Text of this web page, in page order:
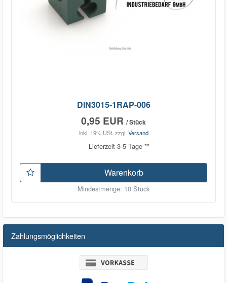
DIN3015-1RAP-006
0,95 EUR / Stück
inkl. 19% USt. zzgl. Versand
Lieferzeit 3-5 Tage **
Warenkorb
Mindestmenge: 10 Stück
Zahlungsmöglichkeiten